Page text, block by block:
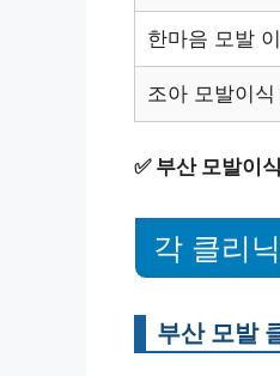
한마음 모발
조아 모발이식
✅ 부산 모발이
각 클리
부산 모발